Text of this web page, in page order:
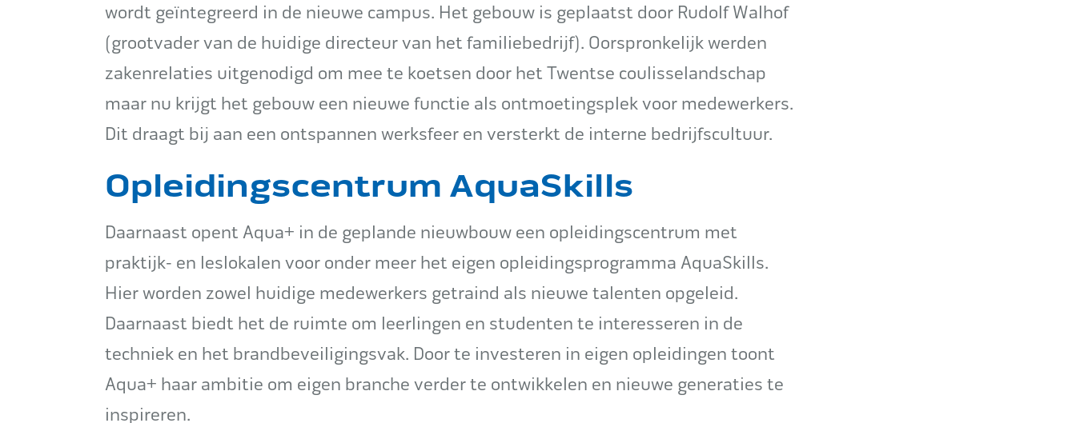
wordt geïntegreerd in de nieuwe campus. Het gebouw is geplaatst door Rudolf Walhof
(grootvader van de huidige directeur van het familiebedrijf). Oorspronkelijk werden
zakenrelaties uitgenodigd om mee te koetsen door het Twentse coulisselandschap
maar nu krijgt het gebouw een nieuwe functie als ontmoetingsplek voor medewerkers.
Dit draagt bij aan een ontspannen werksfeer en versterkt de interne bedrijfscultuur.
Opleidingscentrum AquaSkills
Daarnaast opent Aqua+ in de geplande nieuwbouw een opleidingscentrum met
praktijk- en leslokalen voor onder meer het eigen opleidingsprogramma AquaSkills.
Hier worden zowel huidige medewerkers getraind als nieuwe talenten opgeleid.
Daarnaast biedt het de ruimte om leerlingen en studenten te interesseren in de
techniek en het brandbeveiligingsvak. Door te investeren in eigen opleidingen toont
Aqua+ haar ambitie om eigen branche verder te ontwikkelen en nieuwe generaties te
inspireren.